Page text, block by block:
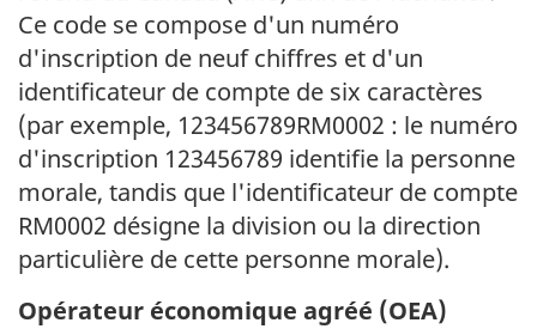
Ce code se compose d'un numéro
d'inscription de neuf chiffres et d'un
identificateur de compte de six caractères
(par exemple, 123456789RM0002 : le numéro
d'inscription 123456789 identifie la personne
morale, tandis que l'identificateur de compte
RM0002 désigne la division ou la direction
particulière de cette personne morale).
Opérateur économique agréé (OEA)